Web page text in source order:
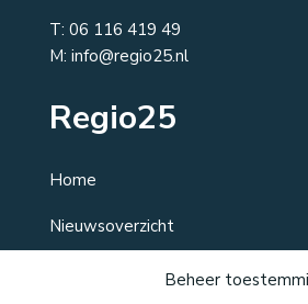
Beheer
T: 06 116 419 49
M: info@regio25.nl
Regio25
Home
Nieuwsoverzicht